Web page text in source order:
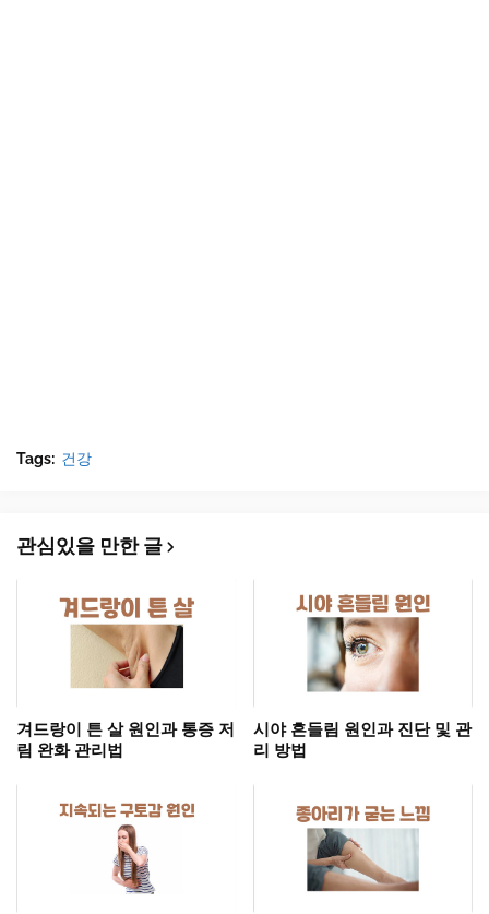
Tags: 건강
관심있을 만한 글
겨드랑이 튼 살 원인과 통증 저
림 완화 관리법
시야 흔들림 원인과 진단 및 관
리 방법